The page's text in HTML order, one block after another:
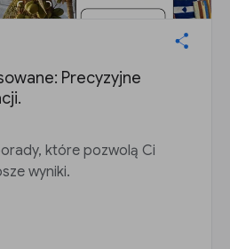
Precyzyjne
które pozwolą Ci
wyniki.